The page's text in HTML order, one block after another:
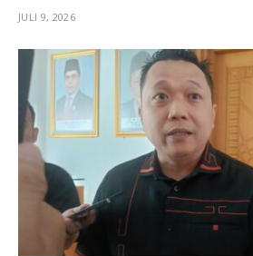
JULI 9, 2026